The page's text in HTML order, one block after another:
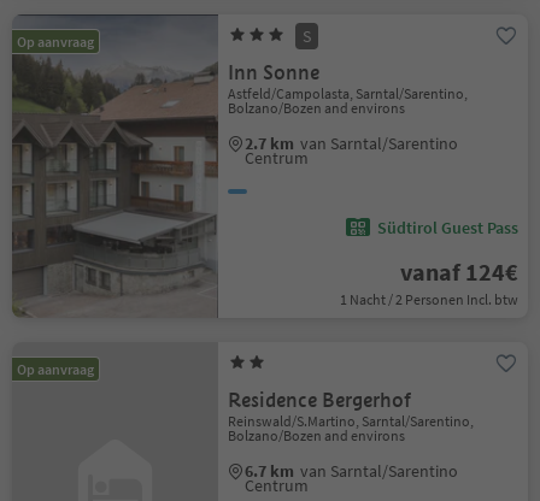
Op aanvraag S
Inn Sonne
Astfeld/Campolasta, Sarntal/Sarentino,
Bolzano/Bozen and environs
2.7 km van Sarntal/Sarentino
Centrum
Südtirol Guest Pass
vanaf 124€
1 Nacht / 2 Personen Incl. btw
Op aanvraag
Residence Bergerhof
Reinswald/S.Martino, Sarntal/Sarentino,
Bolzano/Bozen and environs
6.7 km van Sarntal/Sarentino
Centrum